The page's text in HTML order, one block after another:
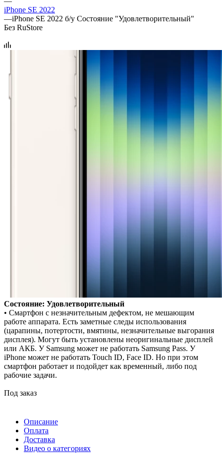
iPhone SE 2022
—iPhone SE 2022 б/у Состояние "Удовлетворительный"
Без RuStore
Состояние: Удовлетворительный
• Смартфон с незначительным дефектом, не мешающим
работе аппарата. Есть заметные следы использования
(царапины, потертости, вмятины, незначительные выгорания
дисплея). Могут быть установлены неоригинальные дисплей
или АКБ. У Samsung может не работать Samsung Pass. У
iPhone может не работать Touch ID, Face ID. Но при этом
смартфон работает и подойдет как временный, либо под
рабочие задачи.
Под заказ
Описание
Оплата
Доставка
Видео о категориях